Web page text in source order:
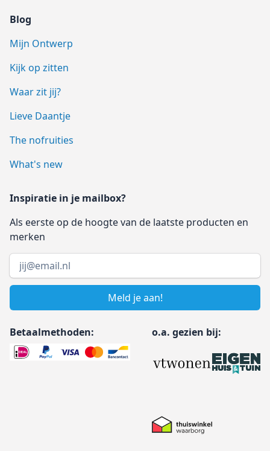
Blog
Mijn Ontwerp
Kijk op zitten
Waar zit jij?
Lieve Daantje
The nofruities
What's new
Inspiratie in je mailbox?
Als eerste op de hoogte van de laatste producten en
merken
Email address
Meld je aan!
Betaalmethoden: o.a. gezien bij: